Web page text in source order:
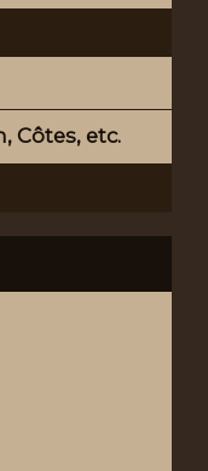
Côtes, etc.